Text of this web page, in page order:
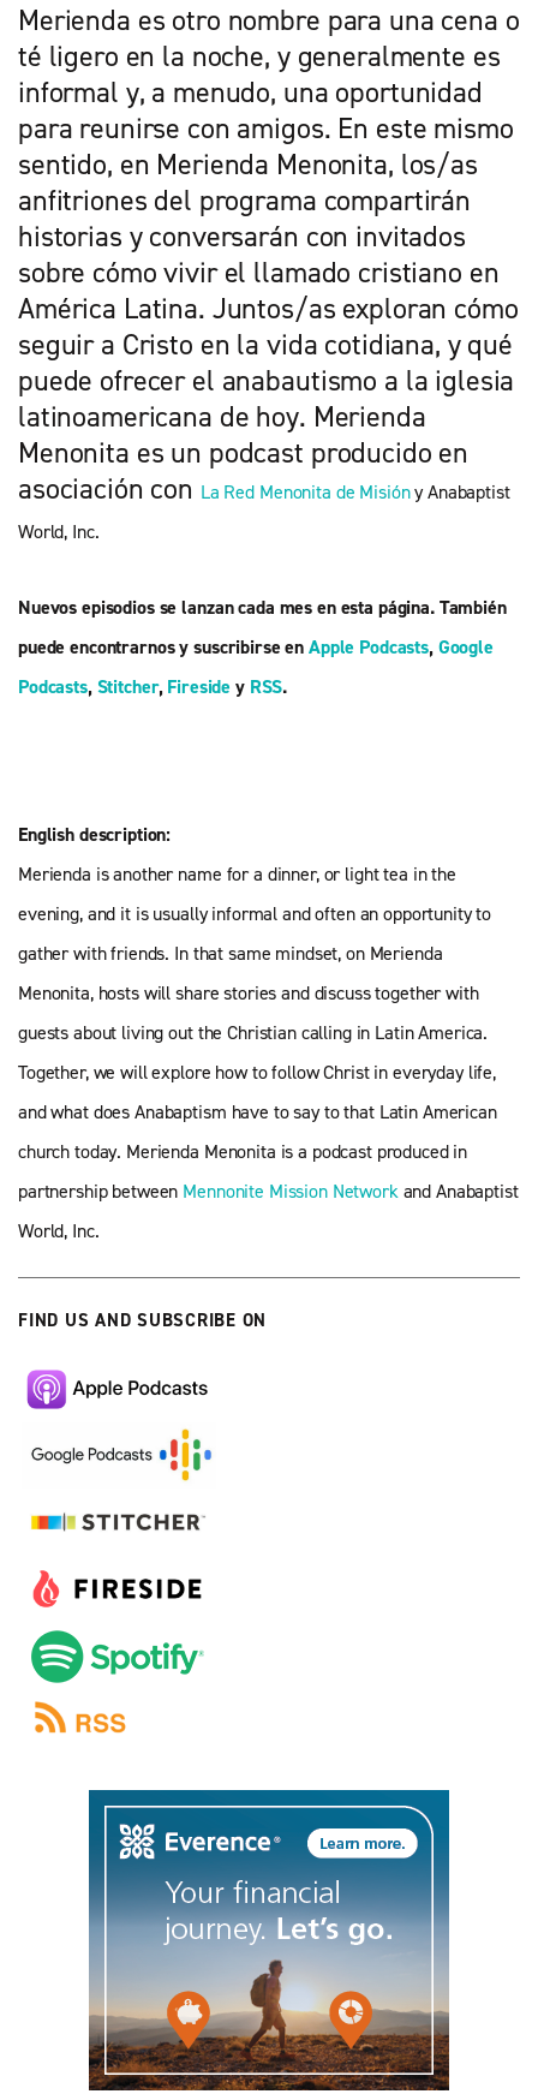
Merienda es otro nombre para una cena o
té ligero en la noche, y generalmente es
informal y, a menudo, una oportunidad
para reunirse con amigos. En este mismo
sentido, en Merienda Menonita, los/as
anfitriones del programa compartirán
historias y conversarán con invitados
sobre cómo vivir el llamado cristiano en
América Latina. Juntos/as exploran cómo
seguir a Cristo en la vida cotidiana, y qué
puede ofrecer el anabautismo a la iglesia
latinoamericana de hoy. Merienda
Menonita es un podcast producido en
asociación con La Red Menonita de Misióny Anabaptist
World, Inc.
Nuevos episodios se lanzan cada mes en esta página. También
puede encontrarnos y suscribirse enApple Podcasts,Google
Podcasts,Stitcher,Fireside y RSS.
English description:
Merienda is another name for a dinner, or light tea in the
evening, and it is usually informal and often an opportunity to
gather with friends. In that same mindset, on Merienda
Menonita, hosts will share stories and discuss together with
guests about living out the Christian calling in Latin America.
Together, we will explore how to follow Christ in everyday life,
and what does Anabaptism have to say to that Latin American
church today. Merienda Menonita is a podcast produced in
partnership between Mennonite Mission Networkand Anabaptist
World, Inc.
FIND US AND SUBSCRIBE ON